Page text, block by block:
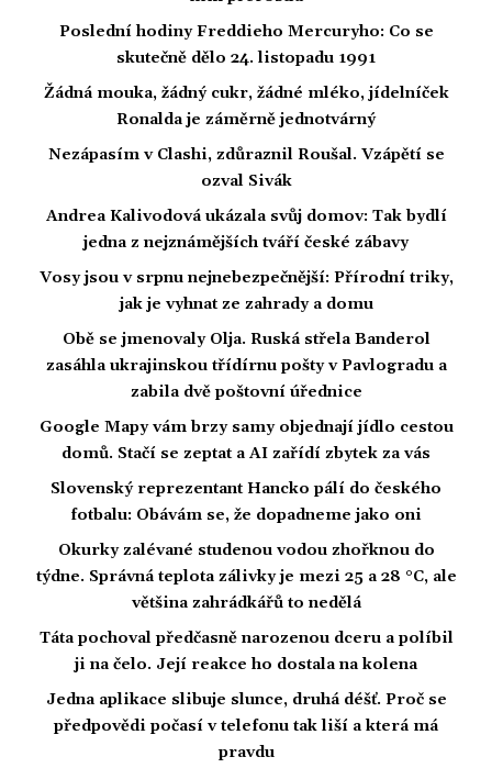
Poslední hodiny Freddieho Mercuryho: Co se
skutečně dělo 24. listopadu 1991
Žádná mouka, žádný cukr, žádné mléko, jídelníček
Ronalda je záměrně jednotvárný
Nezápasím v Clashi, zdůraznil Roušal. Vzápětí se
ozval Sivák
Andrea Kalivodová ukázala svůj domov: Tak bydlí
jedna z nejznámějších tváří české zábavy
Vosy jsou v srpnu nejnebezpečnější: Přírodní triky,
jak je vyhnat ze zahrady a domu
Obě se jmenovaly Olja. Ruská střela Banderol
zasáhla ukrajinskou třídírnu pošty v Pavlogradu a
zabila dvě poštovní úřednice
Google Mapy vám brzy samy objednají jídlo cestou
domů. Stačí se zeptat a AI zařídí zbytek za vás
Slovenský reprezentant Hancko pálí do českého
fotbalu: Obávám se, že dopadneme jako oni
Okurky zalévané studenou vodou zhořknou do
týdne. Správná teplota zálivky je mezi 25 a 28 °C, ale
většina zahrádkářů to nedělá
Táta pochoval předčasně narozenou dceru a políbil
ji na čelo. Její reakce ho dostala na kolena
Jedna aplikace slibuje slunce, druhá déšť. Proč se
předpovědi počasí v telefonu tak liší a která má
pravdu